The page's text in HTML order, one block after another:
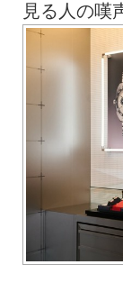
見る人の嘆